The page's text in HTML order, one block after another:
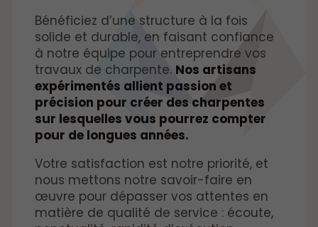
Bénéficiez d’une structure à la fois
solide et durable, en faisant confiance
à notre équipe pour entreprendre vos
travaux de charpente. Nos artisans
expérimentés allient passion et
précision pour créer des charpentes
sur lesquelles vous pourrez compter
pour de longues années.
Votre satisfaction est notre priorité, et
nous mettons notre savoir-faire en
œuvre pour dépasser vos attentes en
matière de qualité de service : écoute,